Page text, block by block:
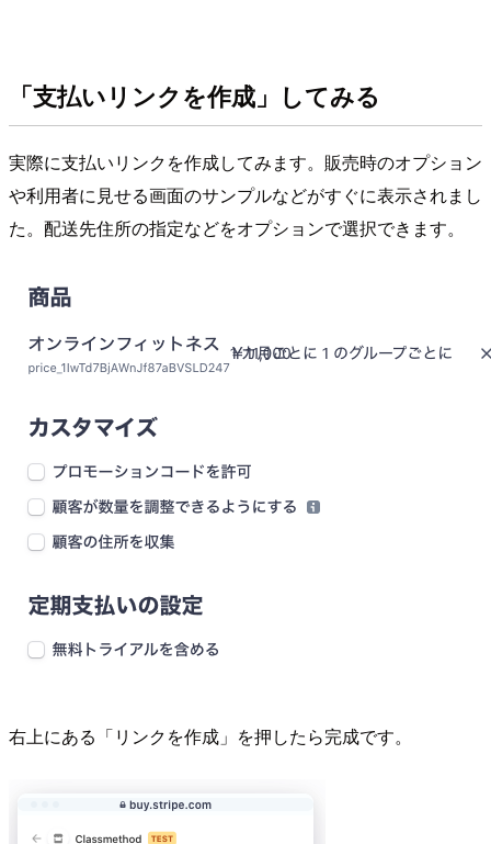
「支払いリンクを作成」してみる
実際に支払いリンクを作成してみます。販売時のオプション
や利用者に見せる画面のサンプルなどがすぐに表示されまし
た。配送先住所の指定などをオプションで選択できます。
右上にある「リンクを作成」を押したら完成です。